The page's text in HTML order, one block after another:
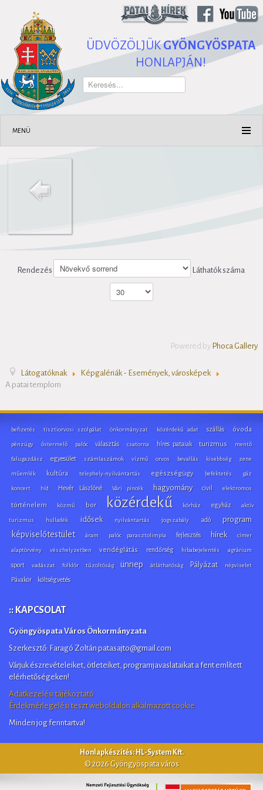
ÜDVÖZÖLJÜKGYÖNGYÖSPATA
HONLAPJÁN!
Keresés...
MENÜ
Rendezés Láthatók száma
Powered by Phoca Gallery
Látogatóknak
Képgalériák - Események, városképek
A patai templom
befizetés tisztiorvosi szolgálat önkormányzat közérdekű adat szállás óvoda
pénzügy őstermelő palóc választás csatorna híres pataiak turizmus mentő
falugazdász egyesület számlaszámok vízmű orvos bevallás kisebbség zene
műemlék kultúra telephely-nyilvántartás egészségügy befektetés gáz
koncert híd Hevér Lászlóné Vári pincék hagyomány civil elektromos
történelem közmű bor közérdekű kórház egyház aktív
turizmus hulladék idősek nyilvántartás jogszabály adó program
képviselőtestület áram palóc parasztolimpia fejlesztés hírek címer
alaptörvény vészhelyzetben vendéglátás rendőrség hibabejelentés agrárium
sport vadászat folklór tűzoltóság ünnep átláthatóság Pályázat népviselet
Pávakör költségvetés
:: KAPCSOLAT
Gyöngyöspata Város Önkormányzata
Szerkesztő: Faragó Zoltán patasajto@gmail.com
Várjuk észrevételeiket, ötleteiket, programjavaslataikat a fent említett
elérhetőségeken!
Adatkezelési tájékoztató
Érdekmérlegelési teszt weboldalon alkalmazott cookie
Minden jog fenntartva!
Honlapkészítés: HL-System Kft.
© 2026 Gyöngyöspata város